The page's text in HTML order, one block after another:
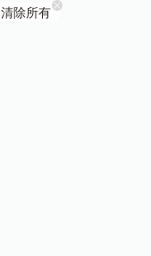
清除所有